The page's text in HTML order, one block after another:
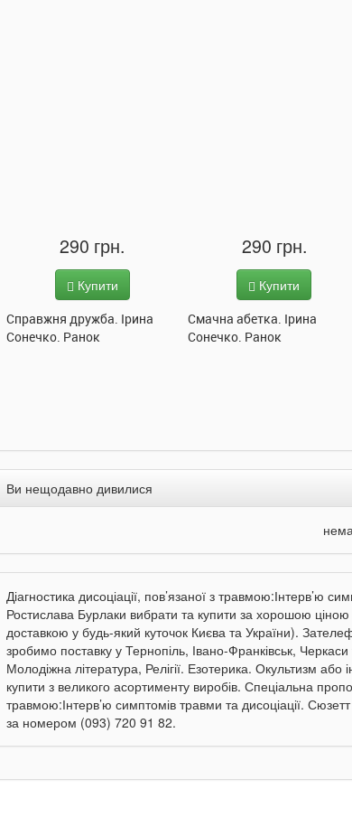
290 грн.
Купити
Справжня дружба. Ірина
Сонечко. Ранок
290 грн.
Купити
Смачна абетка. Ірина
Сонечко. Ранок
Ви нещодавно дивилися
Діагностика дисоціації, пов’язаної з травмою:Інтерв’ю
Ростислава Бурлаки вибрати та купити за хорошою
доставкою у будь-який куточок Києва та України).
зробимо поставку у Тернопіль, Івано-Франківськ,
Молодіжна література, Релігії. Езотерика. Окультизм
купити з великого асортименту виробів. Спеціальна
травмою:Інтерв’ю симптомів травми та дисоціації.
за номером (093) 720 91 82.